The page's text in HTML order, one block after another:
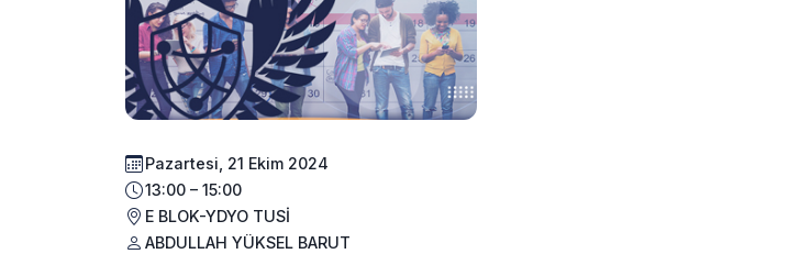
Pazartesi, 21 Ekim 2024
13:00 – 15:00
E BLOK-YDYO TUSİ
ABDULLAH YÜKSEL BARUT